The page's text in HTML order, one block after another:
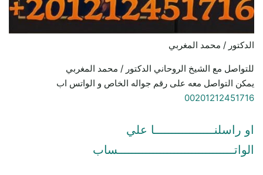
الدكتور / محمد المغربي
للتواصل مع الشيخ الروحاني الدكتور / محمد المغربي
يمكن التواصل معه على رقم جواله الخاص و الواتس اب
00201212451716
او راسلنـــــــــــــــــا علي
الواتـــــــــــــــــــــــــــــــــساب